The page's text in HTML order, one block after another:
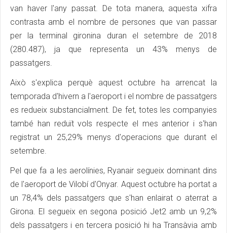
van haver l'any passat. De tota manera, aquesta xifra
contrasta amb el nombre de persones que van passar
per la terminal gironina duran el setembre de 2018
(280.487), ja que representa un 43% menys de
passatgers.
Això s'explica perquè aquest octubre ha arrencat la
temporada d'hivern a l'aeroport i el nombre de passatgers
es redueix substancialment. De fet, totes les companyies
també han reduït vols respecte el mes anterior i s'han
registrat un 25,29% menys d'operacions que durant el
setembre.
Pel que fa a les aerolínies, Ryanair segueix dominant dins
de l'aeroport de Vilobí d'Onyar. Aquest octubre ha portat a
un 78,4% dels passatgers que s'han enlairat o aterrat a
Girona. El segueix en segona posició Jet2 amb un 9,2%
dels passatgers i en tercera posició hi ha Transàvia amb